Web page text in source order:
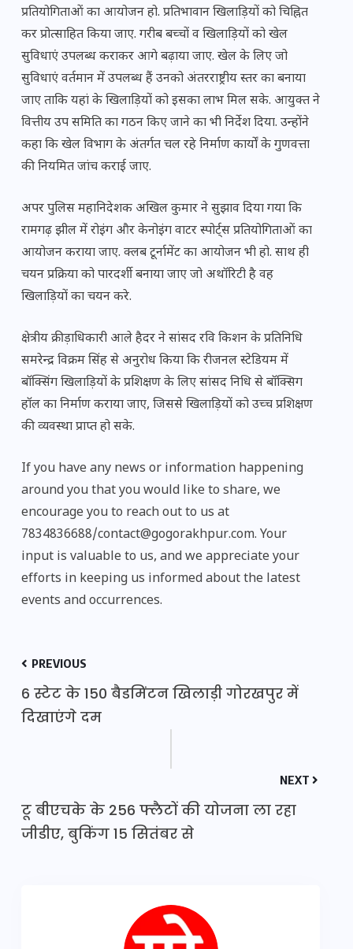
प्रतियोगिताओं का आयोजन हो. प्रतिभावान खिलाड़ियों को चिह्नित
कर प्रोत्साहित किया जाए. गरीब बच्चों व खिलाड़ियों को खेल
सुविधाएं उपलब्ध कराकर आगे बढ़ाया जाए. खेल के लिए जो
सुविधाएं वर्तमान में उपलब्ध हैं उनको अंतरराष्ट्रीय स्तर का बनाया
जाए ताकि यहां के खिलाड़ियों को इसका लाभ मिल सके. आयुक्त ने
वित्तीय उप समिति का गठन किए जाने का भी निर्देश दिया. उन्होंने
कहा कि खेल विभाग के अंतर्गत चल रहे निर्माण कार्यों के गुणवत्ता
की नियमित जांच कराई जाए.
अपर पुलिस महानिदेशक अखिल कुमार ने सुझाव दिया गया कि
रामगढ़ झील में रोइंग और केनोइंग वाटर स्पोर्ट्स प्रतियोगिताओं का
आयोजन कराया जाए. क्लब टूर्नामेंट का आयोजन भी हो. साथ ही
चयन प्रक्रिया को पारदर्शी बनाया जाए जो अथॉरिटी है वह
खिलाड़ियों का चयन करे.
क्षेत्रीय क्रीड़ाधिकारी आले हैदर ने सांसद रवि किशन के प्रतिनिधि
समरेन्द्र विक्रम सिंह से अनुरोध किया कि रीजनल स्टेडियम में
बॉक्सिंग खिलाड़ियों के प्रशिक्षण के लिए सांसद निधि से बॉक्सिग
हॉल का निर्माण कराया जाए, जिससे खिलाड़ियों को उच्च प्रशिक्षण
की व्यवस्था प्राप्त हो सके.
If you have any news or information happening
around you that you would like to share, we
encourage you to reach out to us at
7834836688/contact@gogorakhpur.com. Your
input is valuable to us, and we appreciate your
efforts in keeping us informed about the latest
events and occurrences.
PREVIOUS
6 स्टेट के 150 बैडमिंटन खिलाड़ी गोरखपुर में
दिखाएंगे दम
NEXT
टू बीएचके के 256 फ्लैटों की योजना ला रहा
जीडीए, बुकिंग 15 सितंबर से